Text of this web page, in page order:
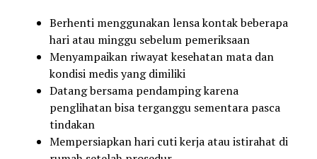
Berhenti menggunakan lensa kontak beberapa
hari atau minggu sebelum pemeriksaan
Menyampaikan riwayat kesehatan mata dan
kondisi medis yang dimiliki
Datang bersama pendamping karena
penglihatan bisa terganggu sementara pasca
tindakan
Mempersiapkan hari cuti kerja atau istirahat di